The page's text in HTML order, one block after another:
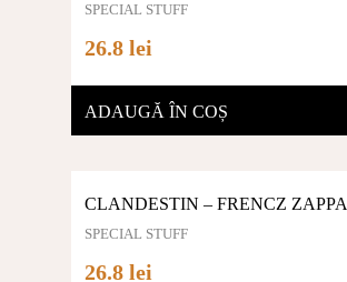
SPECIAL STUFF
26.8 lei
ADAUGĂ ÎN COȘ
CLANDESTIN – FRENCZ ZAPPA
SPECIAL STUFF
26.8 lei